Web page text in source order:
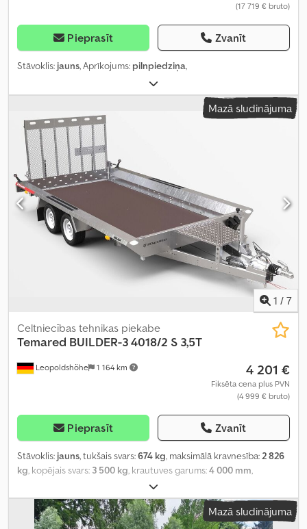
(17 719 € bruto)
Pieprasīt Zvanīt
Stāvoklis: jauns, Aprīkojums: pilnpiedziņa,
Mazā sludinājuma
1 / 7
Leopoldshöhe 1 164 km
Celtniecības tehnikas piekabe
Temared BUILDER-3 4018/2 S 3,5T
4 201 €
Fiksēta cena plus PVN
(4 999 € bruto)
Pieprasīt Zvanīt
Stāvoklis: jauns, tukšais svars:674 kg, maksimālā kravnesība:2 826
kg, kopējais svars: 3 500 kg, krautuves garums:4 000 mm,
1 830 mm
augstums:250 mm,
Mazā sludinājuma